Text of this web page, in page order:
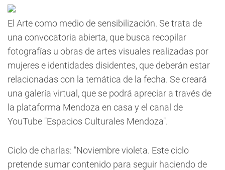
El Arte como medio de sensibilización. Se trata de
una convocatoria abierta, que busca recopilar
fotografías u obras de artes visuales realizadas por
mujeres e identidades disidentes, que deberán estar
relacionadas con la temática de la fecha. Se creará
una galería virtual, que se podrá apreciar a través de
la plataforma Mendoza en casa y el canal de
YouTube "Espacios Culturales Mendoza".
Ciclo de charlas: "Noviembre violeta. Este ciclo
pretende sumar contenido para seguir haciendo de